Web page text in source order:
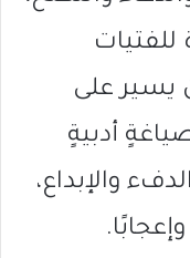
يسير على
أدبيةٍ
والإبداع،